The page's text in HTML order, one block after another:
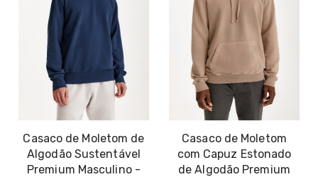
Casaco de Moletom de
Algodão Sustentável
Premium Masculino -
Casaco de Moletom
com Capuz Estonado
de Algodão Premium